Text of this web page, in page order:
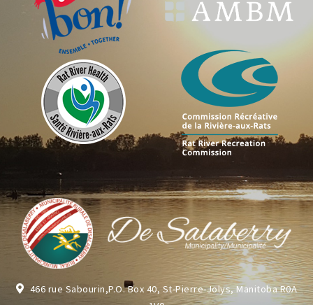
466 rue Sabourin,P.O. Box 40, St-Pierre-Jolys, Manitoba R0A